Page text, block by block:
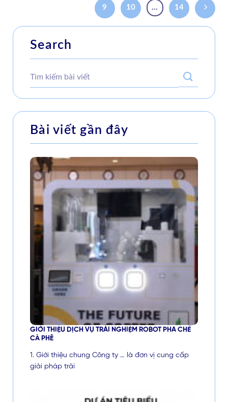
9 10 … 14
Search
Bài viết gần đây
GIỚI THIỆU DỊCH VỤ TRẢI NGHIỆM ROBOT PHA CHẾ
CÀ PHÊ
1. Giới thiệu chung Công ty … là đơn vị cung cấp
giải pháp trải